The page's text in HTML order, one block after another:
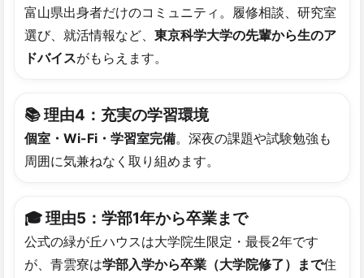
富山県出身者だけのコミュニティ。履修相談、研究室
選び、就活情報など、 東京科学大学の先輩から生のア
ドバイスがもらえます。
📚 理由4：充実の​学習環境
個室・Wi-Fi・学習室完備。深夜の課題や試験勉強も
周囲に気兼ねなく取り組めます。
🎓 理由5：学部​1年から​卒業まで
公式の緑が丘ハウスは大学院生限定・最長2年です
が、青雲寮は学部入学から卒業（大学院修了）まで住